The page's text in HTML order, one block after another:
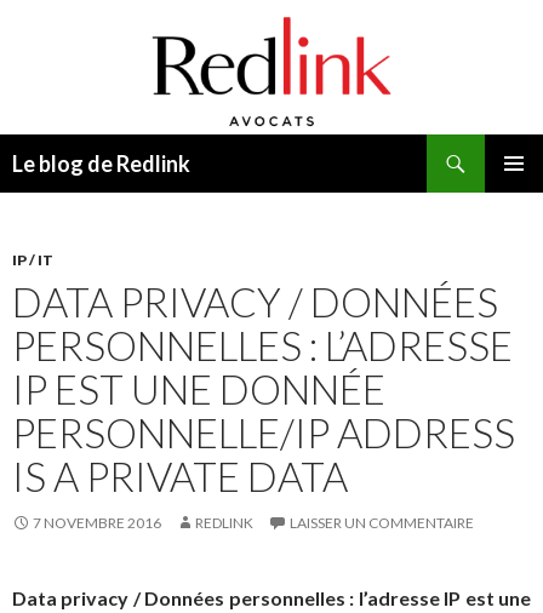
Le blog de Redlink
IP / IT
DATA PRIVACY / DONNÉES
PERSONNELLES : L’ADRESSE
IP EST UNE DONNÉE
PERSONNELLE/IP ADDRESS
IS A PRIVATE DATA
7 NOVEMBRE 2016 REDLINK LAISSER UN COMMENTAIRE
Data privacy / Données personnelles : l’adresse IP est une